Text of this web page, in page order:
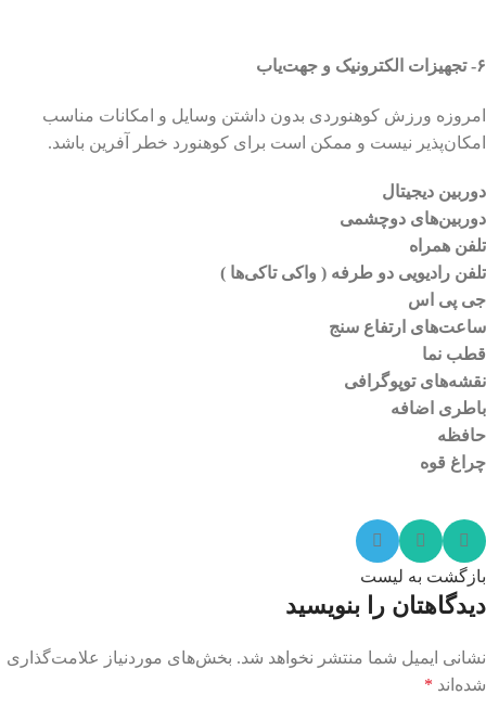
۶- تجهیزات الکترونیک و جهت‌یاب
امروزه ورزش کوهنوردی بدون داشتن وسایل و امکانات مناسب
امکان‌پذیر نیست و ممکن است برای کوهنورد خطر آفرین باشد.
دوربین دیجیتال
دوربین‌های دوچشمی
تلفن همراه
تلفن رادیویی دو طرفه ( واکی تاکی‌ها )
جی پی اس
ساعت‌های ارتفاع سنج
قطب نما
نقشه‌های توپوگرافی
باطری اضافه
حافظه
چراغ قوه
بازگشت به لیست
دیدگاهتان را بنویسید
نشانی ایمیل شما منتشر نخواهد شد. بخش‌های موردنیاز علامت‌گذاری
شده‌اند *